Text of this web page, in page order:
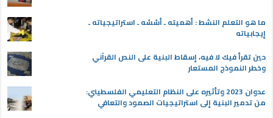
ما هو التعلم النشط : أهميته ـ أسُسُه ـ استراتيجياته ـ
إيجابياته
حين تقرأ فيك لا فيه، إسقاط البنية على النص القرآني
وخطر النموذج المستعار
عدوان 2023 وتأثيره على النظام التعليمي الفلسطيني:
من تدمير البنية إلى استراتيجيات الصمود والتعافي